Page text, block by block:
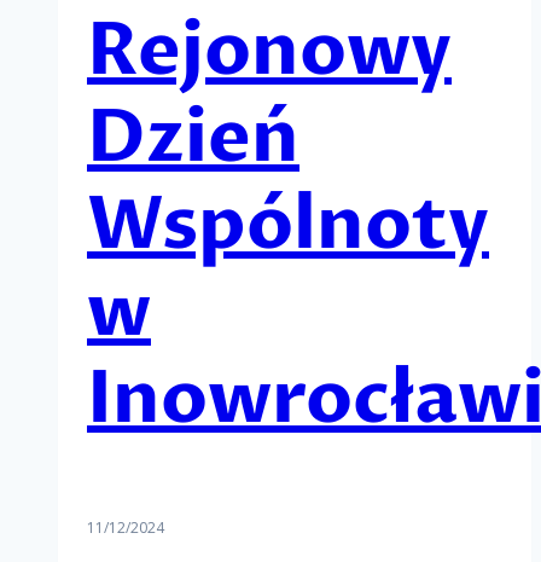
Rejonowy
Dzień
Wspólnoty
w
11/12/2024